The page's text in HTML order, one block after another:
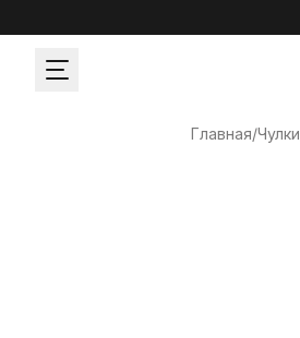
Главная/Чулки